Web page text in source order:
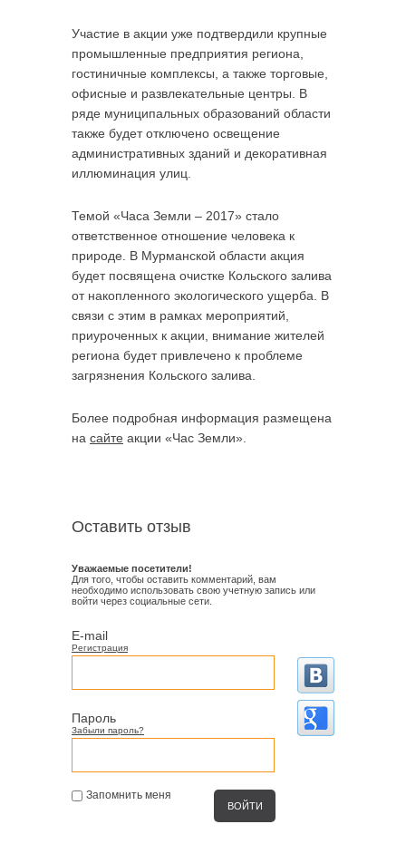
Участие в акции уже подтвердили крупные
промышленные предприятия региона,
гостиничные комплексы, а также торговые,
офисные и развлекательные центры. В
ряде муниципальных образований области
также будет отключено освещение
административных зданий и декоративная
иллюминация улиц.
Темой «Часа Земли – 2017» стало
ответственное отношение человека к
природе. В Мурманской области акция
будет посвящена очистке Кольского залива
от накопленного экологического ущерба. В
связи с этим в рамках мероприятий,
приуроченных к акции, внимание жителей
региона будет привлечено к проблеме
загрязнения Кольского залива.
Более подробная информация размещена
на сайте акции «Час Земли».
Оставить отзыв
Уважаемые посетители!
Для того, чтобы оставить комментарий, вам
необходимо использовать свою учетную запись или
войти через социальные сети.
E-mail
Регистрация
Пароль
Забыли пароль?
Запомнить меня